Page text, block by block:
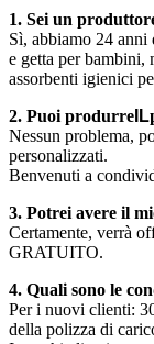
1. Sei un
Sì, abbiamo 24 anni
e getta per bambini,
assorbenti igienici
2. Puoi produrre IL
Nessun problema,
personalizzati.
Benvenuti a
3. Potrei avere il
Certamente, verrà
GRATUITO.
4. Quali sono le
Per i nuovi clienti:
della polizza di